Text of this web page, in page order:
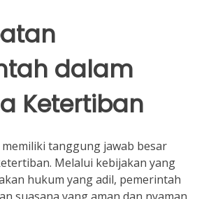
dalam
Ketertiban
tanggung jawab besar
Melalui kebijakan yang
hukum yang adil, pemerintah